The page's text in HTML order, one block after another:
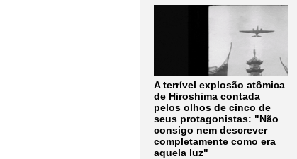
A terrível explosão atômica
de Hiroshima contada
pelos olhos de cinco de
seus protagonistas: "Não
consigo nem descrever
completamente como era
aquela luz"